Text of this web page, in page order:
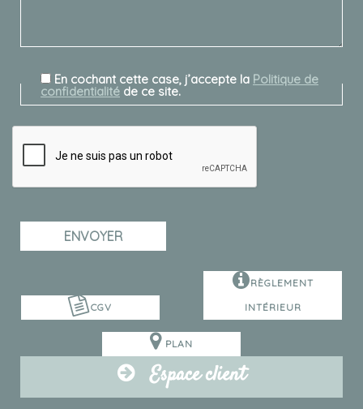
En cochant cette case, j’accepte la Politique de
confidentialité de ce site.
CGV
RÈGLEMENT
INTÉRIEUR
PLAN
Espace client